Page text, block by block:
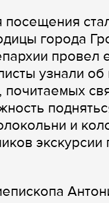
города
провел
узнали об
почитаемых
и